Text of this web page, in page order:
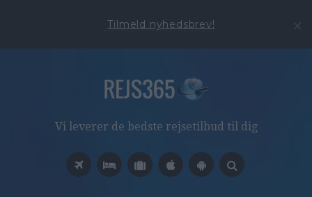
Tilmeld nyhedsbrev!
Vi leverer de bedste rejsetilbud til dig